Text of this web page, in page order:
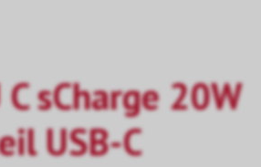
sCharge 20W
USB-C